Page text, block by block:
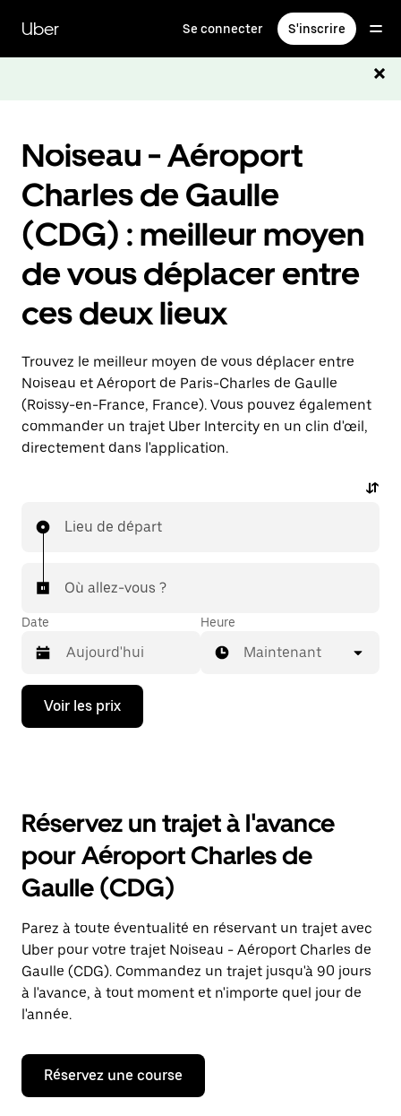
contenu
principal
Uber Se connecter S'inscrire
Noiseau - Aéroport
Charles de Gaulle
(CDG) : meilleur moyen
de vous déplacer entre
ces deux lieux
Trouvez le meilleur moyen de vous déplacer entre
Noiseau et Aéroport de Paris-Charles de Gaulle
(Roissy-en-France, France). Vous pouvez également
commander un trajet Uber Intercity en un clin d'œil,
directement dans l'application.
Lieu de départ
Où allez-vous ?
Date
Appuyez
la
ouvrir
calendrier
et
sélectionner
date.
Appuyez
sur
la
touche
Échap
pour
le
calendrier.
Heure
Maintenant
Voir les prix
Réservez un trajet à l'avance
pour Aéroport Charles de
Gaulle (CDG)
Parez à toute éventualité en réservant un trajet avec
Uber pour votre trajet Noiseau - Aéroport Charles de
Gaulle (CDG). Commandez un trajet jusqu'à 90 jours
à l'avance, à tout moment et n'importe quel jour de
l'année.
Réservez une course